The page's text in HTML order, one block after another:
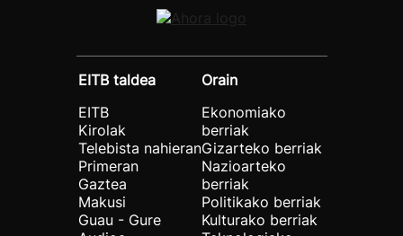
EITB taldea
EITB
Kirolak
Telebista nahieran
Primeran
Gaztea
Makusi
Guau - Gure
Orain
Ekonomiako
berriak
Gizarteko berriak
Nazioarteko
berriak
Politikako berriak
Kulturako berriak